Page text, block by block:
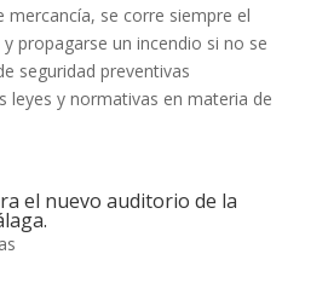
mercancía, se corre siempre el
propagarse un incendio si no se
seguridad preventivas
leyes y normativas en materia de
el nuevo auditorio de la